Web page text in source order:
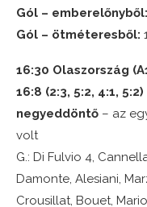
Gól – emberelőnyből:
Gól – ötméteresből:
16:30 Olaszország
16:8 (2:3, 5:2, 4:1, 5:2)
negyeddöntő – az
volt
G.: Di Fulvio 4,
Damonte, Alesiani,
Crousillat, Bouet,